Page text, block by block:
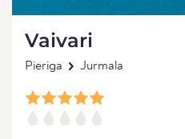
Vaivari
Pieriga Jurmala